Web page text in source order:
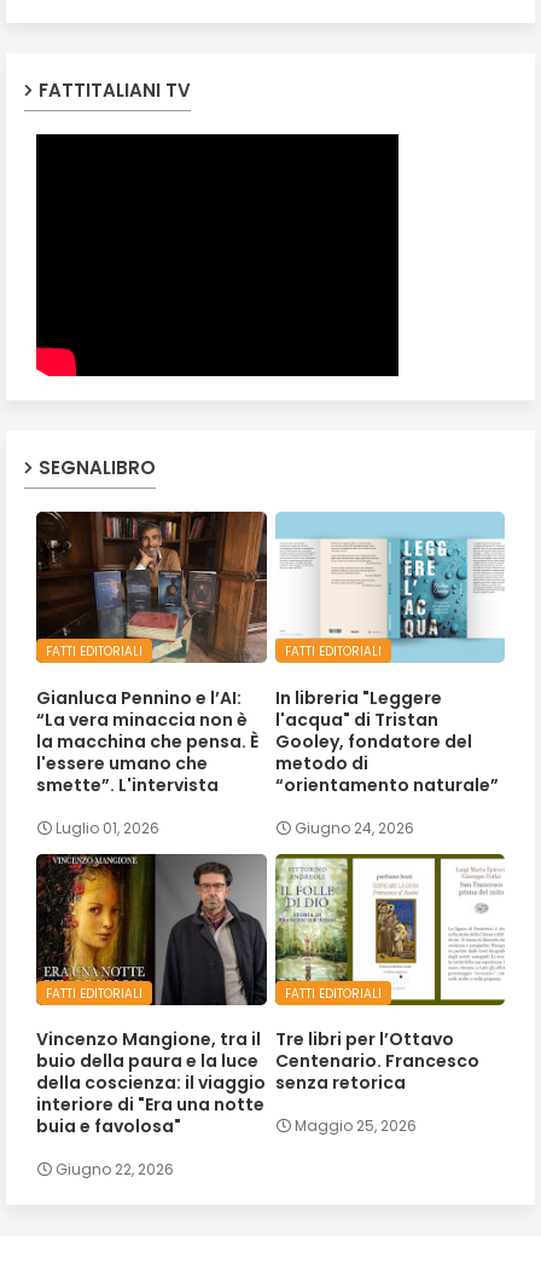
FATTITALIANI TV
SEGNALIBRO
FATTI EDITORIALI
Gianluca Pennino e l’AI:
“La vera minaccia non è
la macchina che pensa. È
l'essere umano che
smette”. L'intervista
Luglio 01, 2026
FATTI EDITORIALI
In libreria "Leggere
l'acqua" di Tristan
Gooley, fondatore del
metodo di
“orientamento naturale”
Giugno 24, 2026
FATTI EDITORIALI
Vincenzo Mangione, tra il
buio della paura e la luce
della coscienza: il viaggio
interiore di "Era una notte
buia e favolosa"
Giugno 22, 2026
FATTI EDITORIALI
Tre libri per l’Ottavo
Centenario. Francesco
senza retorica
Maggio 25, 2026